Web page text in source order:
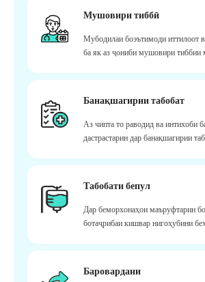
Мушовири тиббӣ
Мубодилаи боэътимоди иттилоот
ба як аз ҷониби мушовири тиббии
Банақшагирии табобат
Аз чипта то раводид ва интихоби
дастрастарин дар банақшагирии
Табобати бепул
Дар беморхонаҳои маъруфтарин
ботаҷрибаи кишвар нигоҳубини
Баровардани